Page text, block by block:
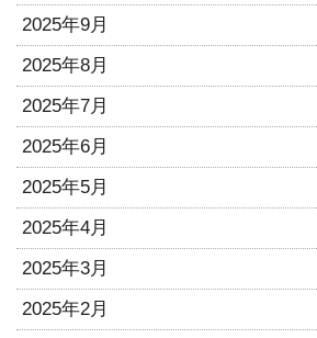
2025年9月
2025年8月
2025年7月
2025年6月
2025年5月
2025年4月
2025年3月
2025年2月